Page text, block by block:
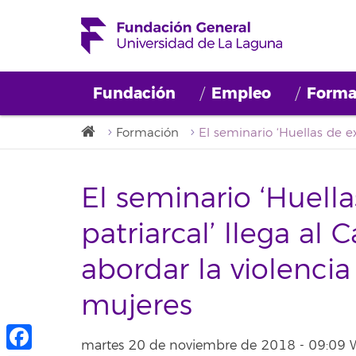
Fundación Empleo
Formación
El seminario
patriarcal’ llega al
abordar la
mujeres
martes 20 de noviembre de 2018 - 09:09